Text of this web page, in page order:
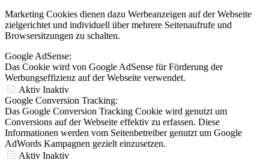
Marketing Cookies dienen dazu Werbeanzeigen auf der Webseite
zielgerichtet und individuell über mehrere Seitenaufrufe und
Browsersitzungen zu schalten.
Google AdSense:
Das Cookie wird von Google AdSense für Förderung der
Werbungseffizienz auf der Webseite verwendet.
Aktiv Inaktiv
Google Conversion Tracking:
Das Google Conversion Tracking Cookie wird genutzt um
Conversions auf der Webseite effektiv zu erfassen. Diese
Informationen werden vom Seitenbetreiber genutzt um Google
AdWords Kampagnen gezielt einzusetzen.
Aktiv Inaktiv